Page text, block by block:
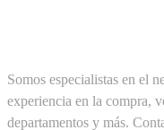
Somos especialistas en el
experiencia en la compra,
departamentos y más.